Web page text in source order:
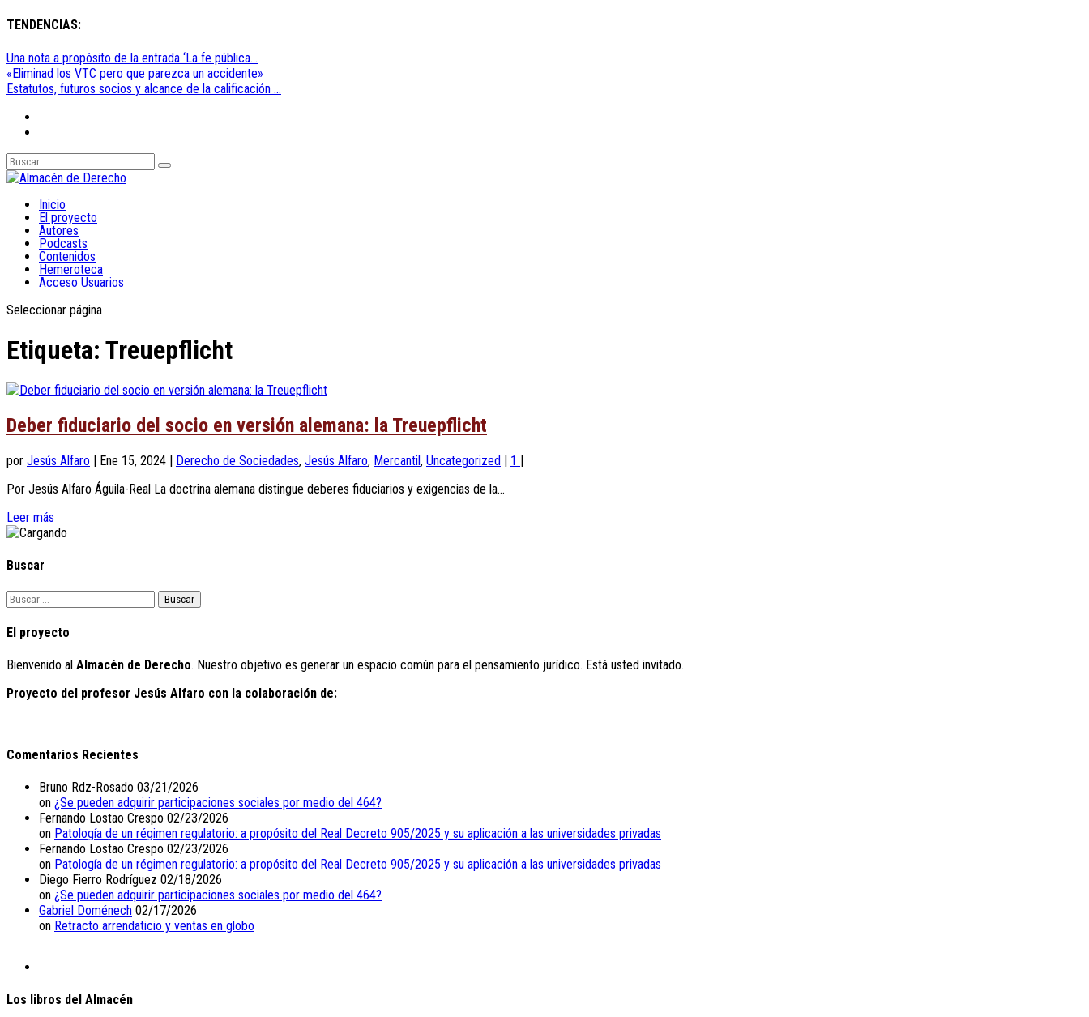
TENDENCIAS:
Una nota a propósito de la entrada ‘La fe pública...
«Eliminad los VTC pero que parezca un accidente»
Estatutos, futuros socios y alcance de la calificación ...
Inicio
El proyecto
Autores
Podcasts
Contenidos
Hemeroteca
Acceso Usuarios
Seleccionar página
Etiqueta: Treuepflicht
Deber fiduciario del socio en versión alemana: la Treuepflicht
por Jesús Alfaro Ene 15, 2024 Derecho de Sociedades, Jesús Alfaro, Mercantil, Uncategorized 1
Por Jesús Alfaro Águila-Real La doctrina alemana distingue deberes fiduciarios y exigencias de la...
Leer más
Buscar
Buscar:
El proyecto
Bienvenido al Almacén de Derecho. Nuestro objetivo es generar un espacio común para el pensamiento jurídico. Está usted invitado.
Proyecto del profesor Jesús Alfaro con la colaboración de:
Comentarios Recientes
Bruno Rdz-Rosado 03/21/2026
on ¿Se pueden adquirir participaciones sociales por medio del 464?
Fernando Lostao Crespo 02/23/2026
on Patología de un régimen regulatorio: a propósito del Real Decreto 905/2025 y su aplicación a las universidades privadas
Fernando Lostao Crespo 02/23/2026
on Patología de un régimen regulatorio: a propósito del Real Decreto 905/2025 y su aplicación a las universidades privadas
Diego Fierro Rodríguez 02/18/2026
on ¿Se pueden adquirir participaciones sociales por medio del 464?
Gabriel Doménech 02/17/2026
on Retracto arrendaticio y ventas en globo
Los libros del Almacén